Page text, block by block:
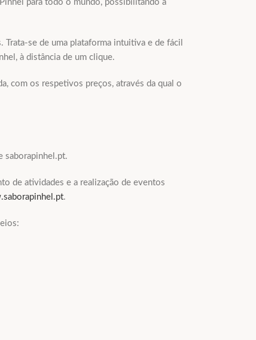
para todo o mundo, possibilitando a
se de uma plataforma intuitiva e de fácil
à distância de um clique.
com os respetivos preços, através da qual o
saborapinhel.pt.
de atividades e a realização de eventos
.